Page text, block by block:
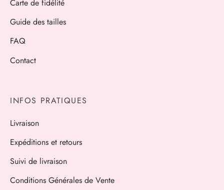
Carte de fidélité
Guide des tailles
FAQ
Contact
INFOS PRATIQUES
Livraison
Expéditions et retours
Suivi de livraison
Conditions Générales de Vente